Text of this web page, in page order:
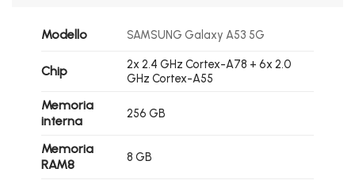
Modello SAMSUNG Galaxy A53 5G
Chip
2x 2.4 GHz Cortex-A78 + 6x 2.0
GHz Cortex-A55
Memoria
interna
256 GB
Memoria
RAM8
8 GB